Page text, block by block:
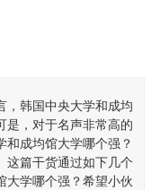
，韩国中央大学和成均
是，对于名声非常高的
和成均馆大学哪个强？
这篇干货通过如下几个
大学哪个强？希望小伙